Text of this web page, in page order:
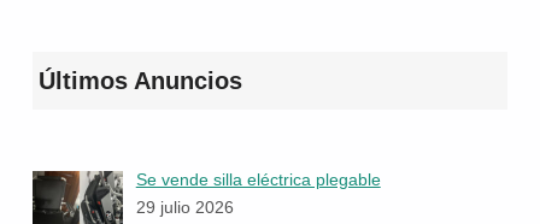
Últimos Anuncios
Se vende silla eléctrica plegable
29 julio 2026